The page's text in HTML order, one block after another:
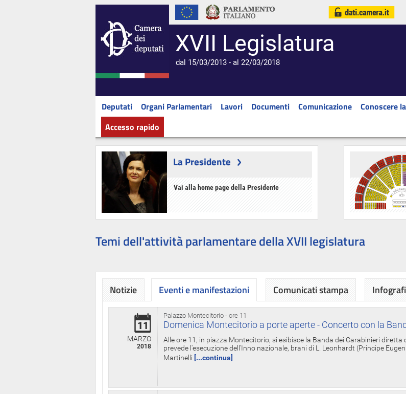
XVII Legislatura
dal 15/03/2013 - al 22/03/2018
Deputati Organi Parlamentari Lavori Documenti Comunicazione Conoscere
Accesso rapido
La Presidente
Vai alla home page della Presidente
Temi dell'attività parlamentare della XVII legislatura
Notizie Eventi e manifestazioni
Palazzo Montecitorio - ore 11
11
MARZO
2018
Domenica Montecitorio a porte aperte - Concerto con la
Alle ore 11, in piazza Montecitorio, si esibisce la Banda dei Carabinieri
prevede l'esecuzione dell'Inno nazionale, brani di L. Leonhardt (Principe
Martinelli [...continua]
Comunicati stampa